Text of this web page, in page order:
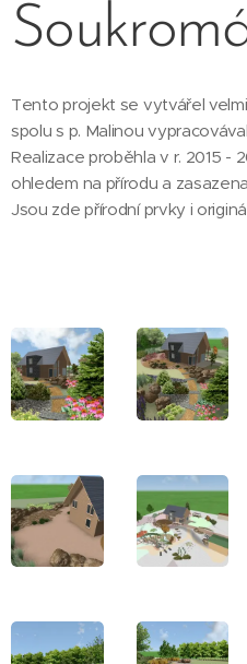
Tento projekt se vytvářel
spolu s p. Malinou
Realizace proběhla v r. 2015 -
ohledem na přírodu a
Jsou zde přírodní prvky i